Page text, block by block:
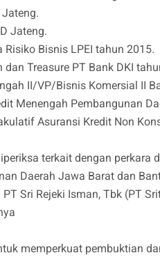
Jateng.
Risiko Bisnis LPEI tahun 2015.
Treasure PT Bank DKI
II/VP/Bisnis Komersial II
Menengah Pembangunan
Asuransi Kredit Non
terkait dengan perkara
Daerah Jawa Barat dan
Sri Rejeki Isman, Tbk (PT
memperkuat pembuktian